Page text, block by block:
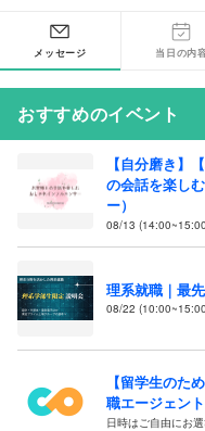
メッセージ 当日の内
おすすめのイベント
【自分磨き】
の会話を楽し
ー）
08/13
理系就職｜最
08/22
【留学生のた
職エージェント
日時はご自由にお